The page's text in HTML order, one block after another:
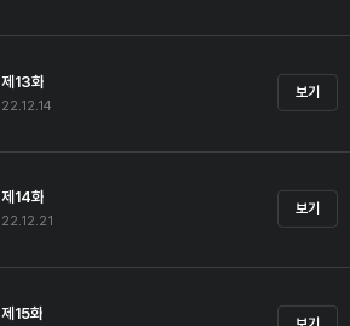
제13화
22.12.14
보기
제14화
22.12.21
보기
제15화